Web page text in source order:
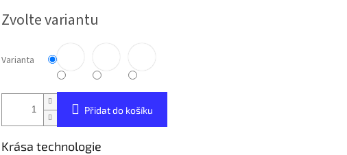
cena:
Zvolte variantu
Varianta
Přidat do košíku
Krása technologie